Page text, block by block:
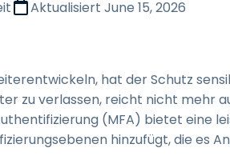
einer
Aktualisiert June 15, 2026
hat der Schutz
zu verlassen, reicht nicht mehr
(MFA) bietet eine
hinzufügt, die es